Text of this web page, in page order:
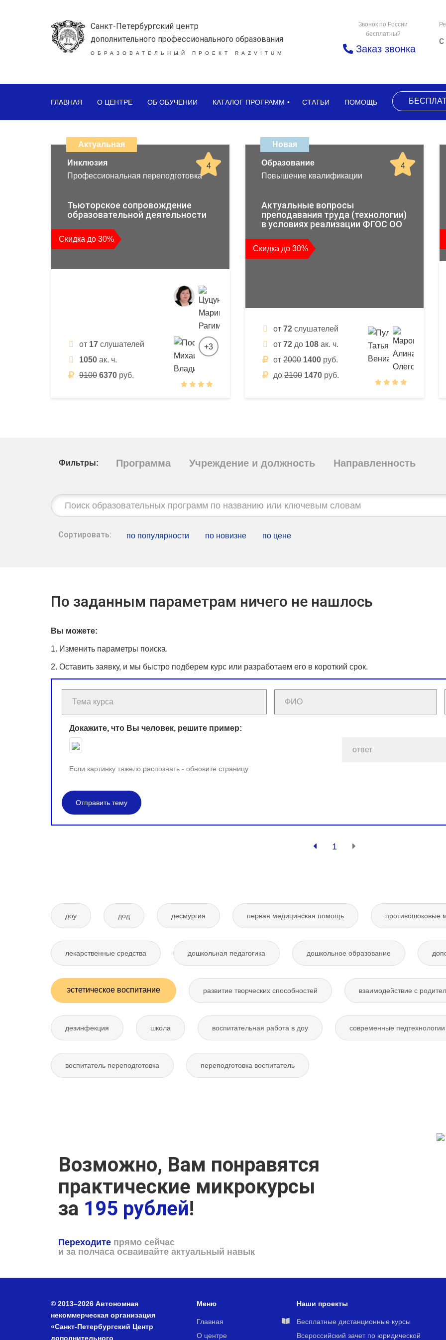
Санкт-Петербургский центр
дополнительного профессионального образования
ОБРАЗОВАТЕЛЬНЫЙ ПРОЕКТ RAZVITUM
Звонок по России
бесплатный
Заказ звонка
ГЛАВНАЯ О ЦЕНТРЕ ОБ ОБУЧЕНИИ КАТАЛОГ ПРОГРАММ СТАТЬИ ПОМОЩЬ
дистанционных
образовательных
повышения
квалификации
и
профессиональной
переподготовки
Актуальная
4
Инклюзия
Профессиональная переподготовка
Тьюторское сопровождение
образовательной деятельности
Скидка до 30%
от 17 слушателей
1050 ак. ч.
9100 6370 руб.
+3
Новая
4
Образование
Повышение квалификации
Актуальные вопросы
преподавания труда (технологии)
в условиях реализации ФГОС ОО
Скидка до 30%
от 72 слушателей
от 72 до 108 ак. ч.
от 2000 1400 руб.
до 2100 1470 руб.
Фильтры: Программа Учреждение и должность Направленность
Строка
поиска:
Сортировать: по популярности по новизне по цене
По заданным параметрам ничего не нашлось
Вы можете:
1. Изменить параметры поиска.
2. Оставить заявку, и мы быстро подберем курс или разработаем его в короткий срок.
Докажите, что Вы человек, решите пример:
Если картинку тяжело распознать - обновите страницу
Отправить тему
1
доу дод десмургия первая медицинская помощь противошоковые
лекарственные средства дошкольная педагогика дошкольное образование
эстетическое воспитание развитие творческих способностей взаимодействие с
дезинфекция школа воспитательная работа в доу современные
воспитатель переподготовка переподготовка воспитатель
Возможно, Вам понравятся
практические микрокурсы
за 195 рублей!
Переходите прямо сейчас
и за полчаса осваивайте актуальный навык
© 2013–2026 Автономная
некоммерческая организация
«Санкт-Петербургский Центр
дополнительного
Меню
Главная
О центре
Наши проекты
Бесплатные дистанционные курсы
Всероссийский зачет по юридической